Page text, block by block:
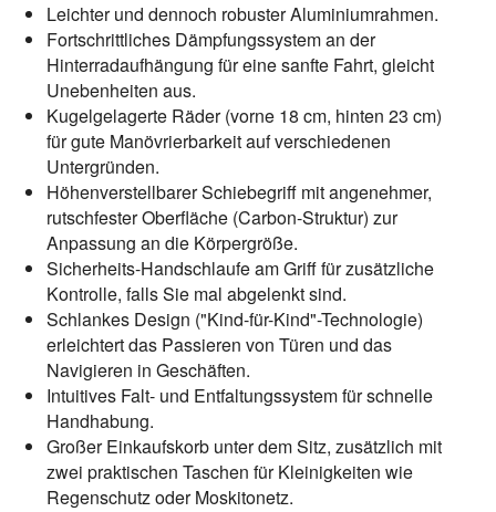
Leichter und dennoch robuster Aluminiumrahmen.
Fortschrittliches Dämpfungssystem an der
Hinterradaufhängung für eine sanfte Fahrt, gleicht
Unebenheiten aus.
Kugelgelagerte Räder (vorne 18 cm, hinten 23 cm)
für gute Manövrierbarkeit auf verschiedenen
Untergründen.
Höhenverstellbarer Schiebegriff mit angenehmer,
rutschfester Oberfläche (Carbon-Struktur) zur
Anpassung an die Körpergröße.
Sicherheits-Handschlaufe am Griff für zusätzliche
Kontrolle, falls Sie mal abgelenkt sind.
Schlankes Design ("Kind-für-Kind"-Technologie)
erleichtert das Passieren von Türen und das
Navigieren in Geschäften.
Intuitives Falt- und Entfaltungssystem für schnelle
Handhabung.
Großer Einkaufskorb unter dem Sitz, zusätzlich mit
zwei praktischen Taschen für Kleinigkeiten wie
Regenschutz oder Moskitonetz.